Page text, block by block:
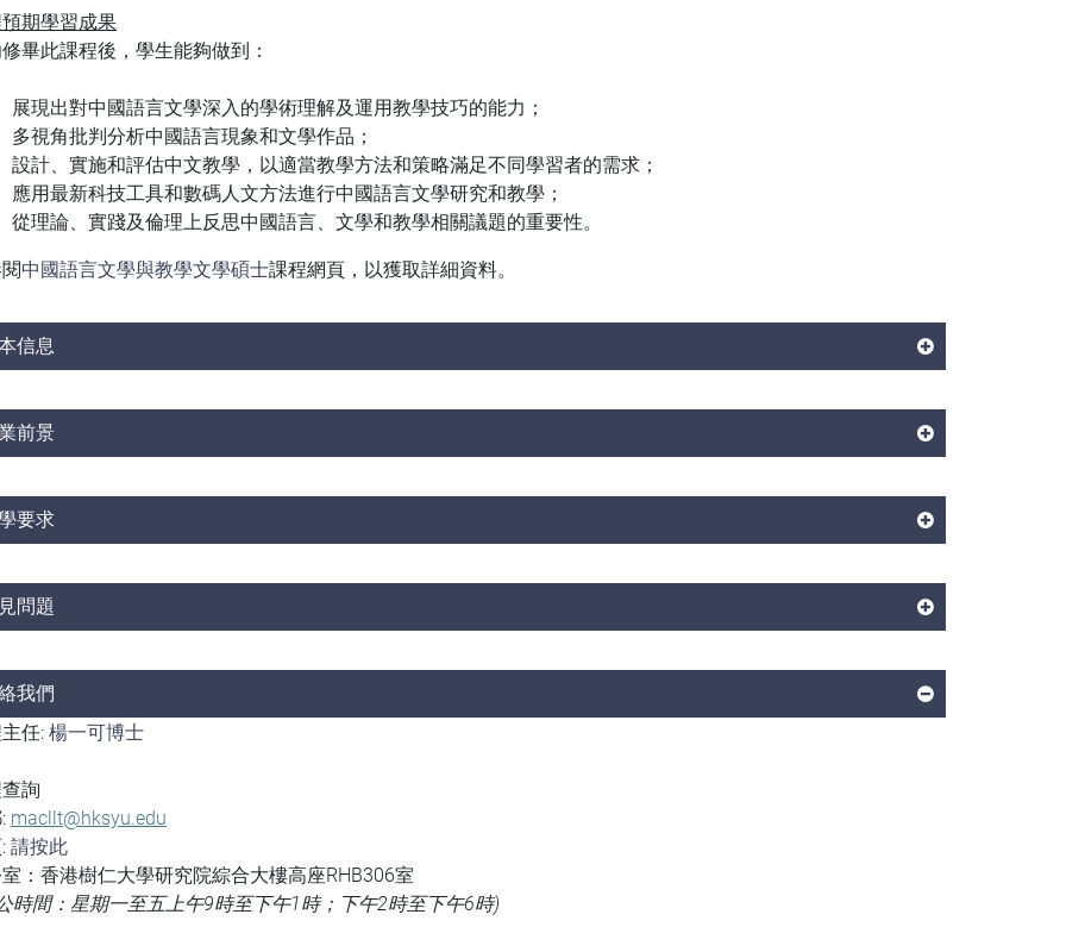
期學習成果
畢此課程後，學生能夠做到：
展現出對中國語言文學深入的學術理解及運用教學技巧的能力；
多視角批判分析中國語言現象和文學作品；
設計、實施和評估中文教學，以適當教學方法和策略滿足不同學習者的需求；
應用最新科技工具和數碼人文方法進行中國語言文學研究和教學；
從理論、實踐及倫理上反思中國語言、文學和教學相關議題的重要性。
中國語言文學與教學文學碩士課程網頁，以獲取詳細資料。
信息
前景
要求
問題
我們
任: 楊一可博士
詢
macllt@hksyu.edu
請按此
：香港樹仁大學研究院綜合大樓高座RHB306室
時間：星期一至五上午9時至下午1時；下午2時至下午6時)